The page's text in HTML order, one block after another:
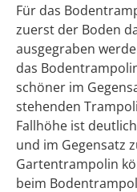
Für das
zuerst der Boden
ausgegraben
das
schöner im
stehenden
Fallhöhe ist
und im Gegensatz
Gartentrampolin
beim